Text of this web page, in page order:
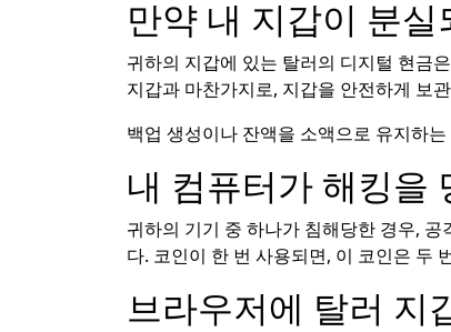
만약 내 지갑이 분
귀하의 지갑에 있는 탈러의 디지털 현금
지갑과 마찬가지로, 지갑을 안전하게 보
백업 생성이나 잔액을 소액으로 유지하
내 컴퓨터가 해킹을
귀하의 기기 중 하나가 침해당한 경우,
다. 코인이 한 번 사용되면, 이 코인은 두
브라우저에 탈러 지